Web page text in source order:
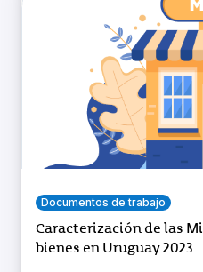
Documentos de trabajo
Caracterización de las
bienes en Uruguay 2023